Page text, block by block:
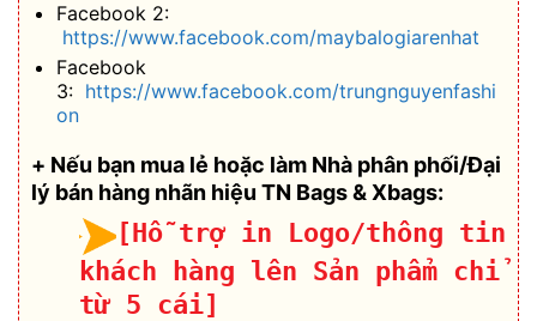
Facebook 2:
https://www.facebook.com/maybalogiarenhat
Facebook
3: https://www.facebook.com/trungnguyenfashi
on
+ Nếu bạn mua lẻ hoặc làm Nhà phân phối/Đại
lý bán hàng nhãn hiệu TN Bags & Xbags:
[Hỗ trợ in Logo/thông tin
khách hàng lên Sản phẩm chỉ
từ 5 cái]